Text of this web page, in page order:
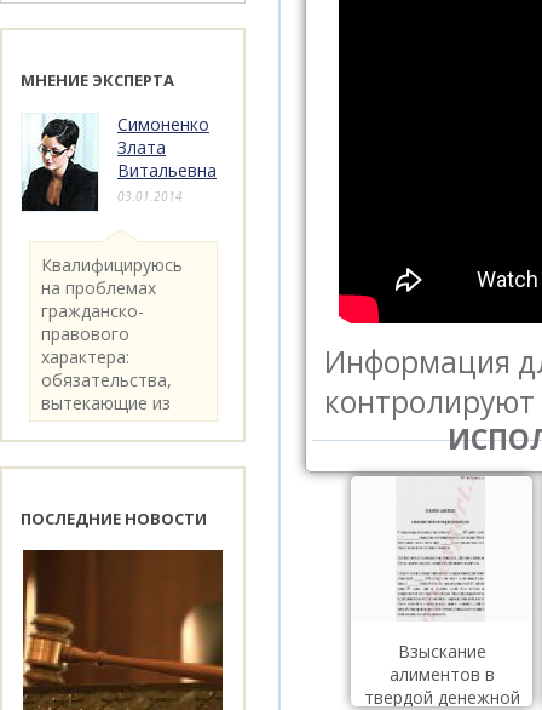
Информация
Взыскание
алиментов в
твердой денежной
МНЕНИЕ ЭКСПЕРТА
Симоненко
Злата
Витальевна
03.01.2014
Квалифицируюсь
на проблемах
гражданско-
правового
характера:
обязательства,
вытекающие из
категории..
ПОСЛЕДНИЕ НОВОСТИ